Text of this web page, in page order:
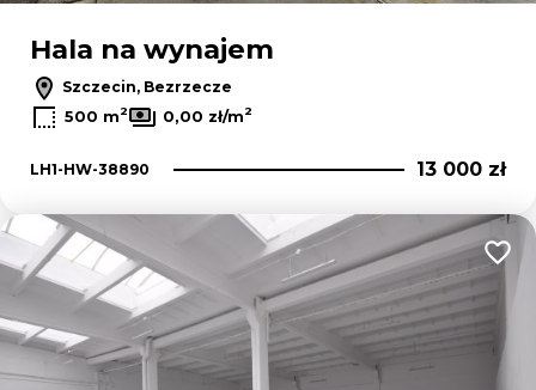
Hala na wynajem
Szczecin, Bezrzecze
500 m2 0,00 zł/m2
LH1-HW-38890 13 000 zł